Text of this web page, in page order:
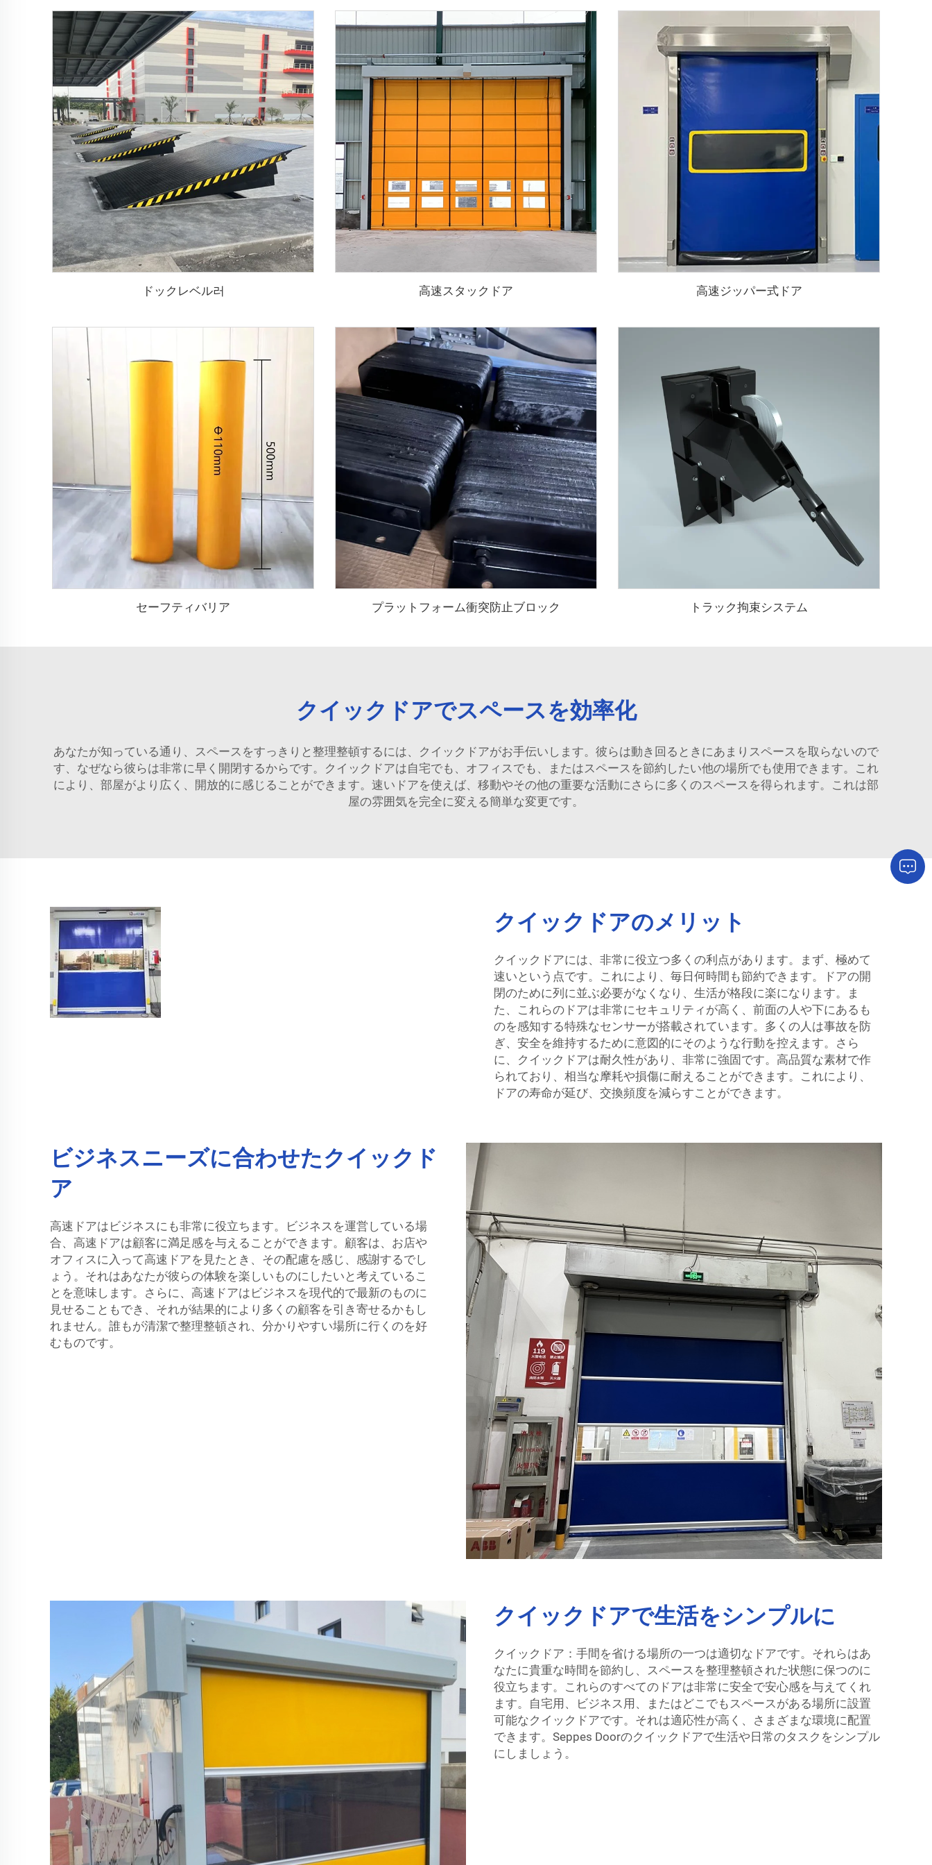
ドックレベル러 高速スタックドア 高速ジッパー式ドア
セーフティバリア プラットフォーム衝突防止ブロック トラック拘束システム
クイックドアでスペースを効率化
あなたが知っている通り、スペースをすっきりと整理整頓するには、クイックドアがお手伝いします。彼らは動き回るときにあまりスペースを取らないので
す、なぜなら彼らは非常に早く開閉するからです。クイックドアは自宅でも、オフィスでも、またはスペースを節約したい他の場所でも使用できます。これ
により、部屋がより広く、開放的に感じることができます。速いドアを使えば、移動やその他の重要な活動にさらに多くのスペースを得られます。これは部
屋の雰囲気を完全に変える簡単な変更です。
クイックドアのメリット
クイックドアには、非常に役立つ多くの利点があります。まず、極めて
速いという点です。これにより、毎日何時間も節約できます。ドアの開
閉のために列に並ぶ必要がなくなり、生活が格段に楽になります。ま
た、これらのドアは非常にセキュリティが高く、前面の人や下にあるも
のを感知する特殊なセンサーが搭載されています。多くの人は事故を防
ぎ、安全を維持するために意図的にそのような行動を控えます。さら
に、クイックドアは耐久性があり、非常に強固です。高品質な素材で作
られており、相当な摩耗や損傷に耐えることができます。これにより、
ドアの寿命が延び、交換頻度を減らすことができます。
ビジネスニーズに合わせたクイックド
ア
高速ドアはビジネスにも非常に役立ちます。ビジネスを運営している場
合、高速ドアは顧客に満足感を与えることができます。顧客は、お店や
オフィスに入って高速ドアを見たとき、その配慮を感じ、感謝するでし
ょう。それはあなたが彼らの体験を楽しいものにしたいと考えているこ
とを意味します。さらに、高速ドアはビジネスを現代的で最新のものに
見せることもでき、それが結果的により多くの顧客を引き寄せるかもし
れません。誰もが清潔で整理整頓され、分かりやすい場所に行くのを好
むものです。
クイックドアで生活をシンプルに
クイックドア：手間を省ける場所の一つは適切なドアです。それらはあ
なたに貴重な時間を節約し、スペースを整理整頓された状態に保つのに
役立ちます。これらのすべてのドアは非常に安全で安心感を与えてくれ
ます。自宅用、ビジネス用、またはどこでもスペースがある場所に設置
可能なクイックドアです。それは適応性が高く、さまざまな環境に配置
できます。Seppes Doorのクイックドアで生活や日常のタスクをシンプル
にしましょう。